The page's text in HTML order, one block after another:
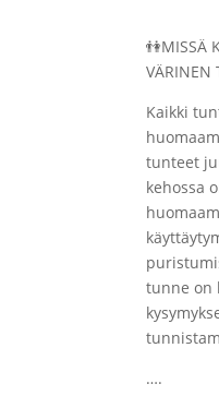
👫MISSÄ
VÄRINEN
Kaikki
tunteet
kehossa
tunne on
….